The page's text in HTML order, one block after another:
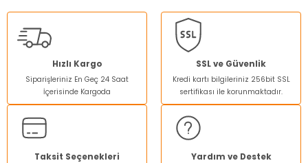
Ürün fiyatı diğer sitelerden daha pahalı.
Bu ürüne benzer farklı alternatifler olmalı.
Hızlı Kargo
Siparişleriniz En Geç 24 Saat
İçerisinde Kargoda
SSL ve Güvenlik
Kredi kartı bilgileriniz 256bit SSL
sertifikası ile korunmaktadır.
Taksit Seçenekleri Yardım ve Destek